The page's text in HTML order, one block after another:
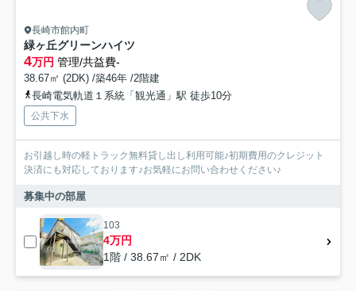
長崎市館内町
緑ヶ丘グリーンハイツ
4万円 管理/共益費-
38.67㎡ (2DK) /築46年 /2階建
長崎電気軌道１系統「観光通」駅 徒歩10分
公共下水
お引越し時の軽トラック無料貸し出し利用可能♪初期費用のクレジット
決済にも対応しております♪お気軽にお問い合わせください♪
募集中の部屋
103
4万円
1階 / 38.67㎡ / 2DK